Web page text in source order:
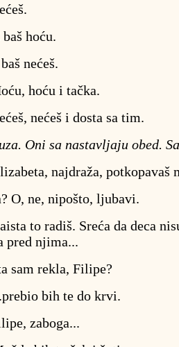
hoću.
nećeš.
hoću i tačka.
nećeš i dosta sa tim.
Oni sa nastavljaju obed.
najdraža, potkopavaš
O, ne, nipošto, ljubavi.
to radiš. Sreća da deca
pred njima...
sam rekla, Filipe?
bih te do krvi.
zaboga...